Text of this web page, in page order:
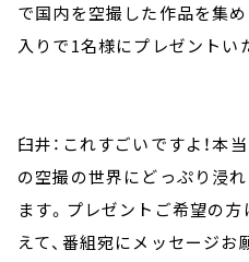
で国内を空撮した作品を集
入りで1名様にプレゼントい
臼井：これすごいですよ！本
の空撮の世界にどっぷり浸
ます。プレゼントご希望の方
えて、番組宛にメッセージ